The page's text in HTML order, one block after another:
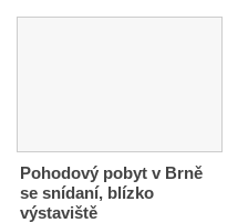
Pohodový pobyt v Brně
se snídaní, blízko
výstaviště